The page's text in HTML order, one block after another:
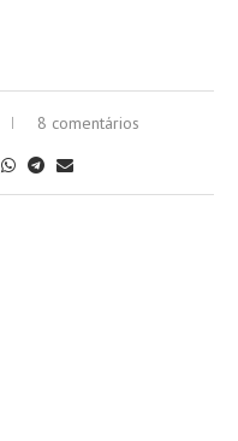
8 comentários